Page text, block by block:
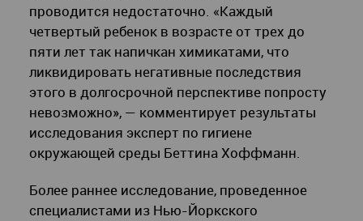
проводится недостаточно. «Каждый
четвертый ребенок в возрасте от трех до
пяти лет так напичкан химикатами, что
ликвидировать негативные последствия
этого в долгосрочной перспективе попросту
невозможно», — комментирует результаты
исследования эксперт по гигиене
окружающей среды Беттина Хоффманн.
Более раннее исследование, проведенное
специалистами из Нью-Йоркского